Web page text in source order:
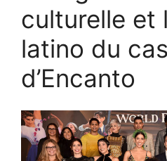
culturelle et
latino du
d’Encanto